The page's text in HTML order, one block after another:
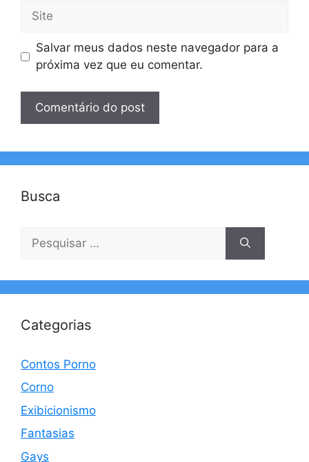
Site
Salvar meus dados neste navegador para a
próxima vez que eu comentar.
Busca
por:
Categorias
Contos Porno
Corno
Exibicionismo
Fantasias
Gays